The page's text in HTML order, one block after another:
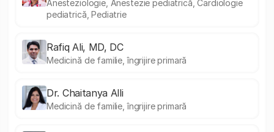
Anesteziologie, Anestezie pediatrică, Cardiologie
pediatrică, Pediatrie
Rafiq Ali, MD, DC
Medicină de familie, îngrijire primară
Dr. Chaitanya Alli
Medicină de familie, îngrijire primară